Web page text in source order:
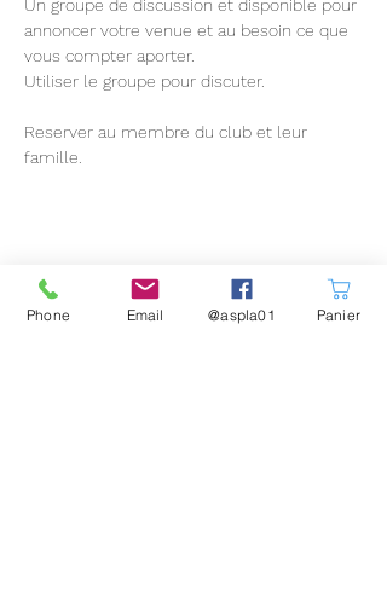
Un groupe de discussion et disponible pour
annoncer votre venue et au besoin ce que
vous compter aporter.
Utiliser le groupe pour discuter.
Reserver au membre du club et leur
famille.
Partager cet événement
Phone Email @aspla01 Panier